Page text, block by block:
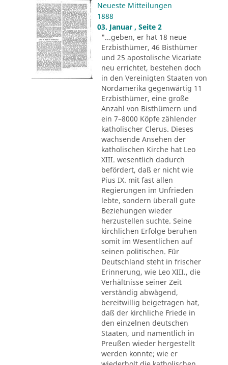
Neueste Mitteilungen
1888
03. Januar , Seite 2
"...geben, er hat 18 neue
Erzbisthümer, 46 Bisthümer
und 25 apostolische Vicariate
neu errichtet, bestehen doch
in den Vereinigten Staaten von
Nordamerika gegenwärtig 11
Erzbisthümer, eine große
Anzahl von Bisthümern und
ein 7–8000 Köpfe zählender
katholischer Clerus. Dieses
wachsende Ansehen der
katholischen Kirche hat Leo
XIII. wesentlich dadurch
befördert, daß er nicht wie
Pius IX. mit fast allen
Regierungen im Unfrieden
lebte, sondern überall gute
Beziehungen wieder
herzustellen suchte. Seine
kirchlichen Erfolge beruhen
somit im Wesentlichen auf
seinen politischen. Für
Deutschland steht in frischer
Erinnerung, wie Leo XIII., die
Verhältnisse seiner Zeit
verständig abwägend,
bereitwillig beigetragen hat,
daß der kirchliche Friede in
den einzelnen deutschen
Staaten, und namentlich in
Preußen wieder hergestellt
werden konnte; wie er